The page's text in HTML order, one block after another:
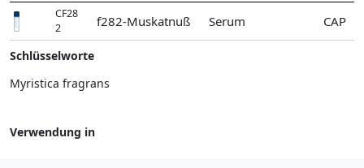
CF28
2
f282-Muskatnuß Serum CAP
Schlüsselworte
Myristica fragrans
Verwendung in